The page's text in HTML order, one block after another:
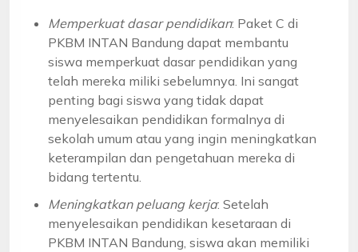
Memperkuat dasar pendidikan: Paket C di
PKBM INTAN Bandung dapat membantu
siswa memperkuat dasar pendidikan yang
telah mereka miliki sebelumnya. Ini sangat
penting bagi siswa yang tidak dapat
menyelesaikan pendidikan formalnya di
sekolah umum atau yang ingin meningkatkan
keterampilan dan pengetahuan mereka di
bidang tertentu.
Meningkatkan peluang kerja: Setelah
menyelesaikan pendidikan kesetaraan di
PKBM INTAN Bandung, siswa akan memiliki